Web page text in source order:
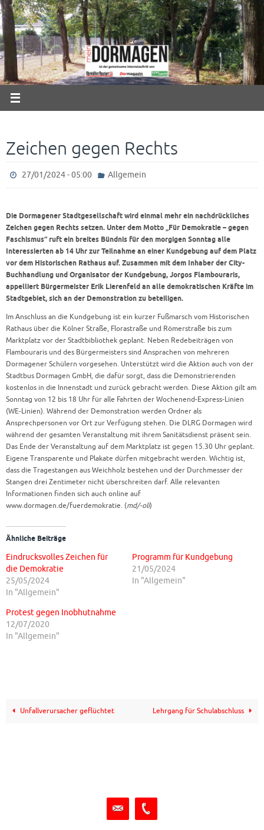
Zum
Inhalt
springen
Zeichen gegen Rechts
27/01/2024 - 05:00 Allgemein
Die Dormagener Stadtgesellschaft wird einmal mehr ein nachdrückliches
Zeichen gegen Rechts setzen. Unter dem Motto „Für Demokratie – gegen
Faschismus“ ruft ein breites Bündnis für den morgigen Sonntag alle
Interessierten ab 14 Uhr zur Teilnahme an einer Kundgebung auf dem Platz
vor dem Historischen Rathaus auf. Zusammen mit dem Inhaber der City-
Buchhandlung und Organisator der Kundgebung, Jorgos Flambouraris,
appelliert Bürgermeister Erik Lierenfeld an alle demokratischen Kräfte im
Stadtgebiet, sich an der Demonstration zu beteiligen.
Im Anschluss an die Kundgebung ist ein kurzer Fußmarsch vom Historischen
Rathaus über die Kölner Straße, Florastraße und Römerstraße bis zum
Marktplatz vor der Stadtbibliothek geplant. Neben Redebeiträgen von
Flambouraris und des Bürgermeisters sind Ansprachen von mehreren
Dormagener Schülern vorgesehen. Unterstützt wird die Aktion auch von der
Stadtbus Dormagen GmbH, die dafür sorgt, dass die Demonstrierenden
kostenlos in die Innenstadt und zurück gebracht werden. Diese Aktion gilt am
Sonntag von 12 bis 18 Uhr für alle Fahrten der Wochenend-Express-Linien
(WE-Linien).​ Während der Demonstration werden Ordner als
Ansprechpersonen vor Ort zur Verfügung stehen. Die DLRG Dormagen wird
während der gesamten Veranstaltung mit ihrem Sanitätsdienst präsent sein.
Das Ende der Veranstaltung auf dem Marktplatz ist gegen 15.30 Uhr geplant.
Eigene Transparente und Plakate dürfen mitgebracht werden. Wichtig ist,
dass die Tragestangen aus Weichholz bestehen und der Durchmesser der
Stangen drei Zentimeter nicht überschreiten darf.​ Alle relevanten
Informationen finden sich auch online auf
www.dormagen.de/fuerdemokratie. (md/-oli)
Ähnliche Beiträge
Eindrucksvolles Zeichen für
die Demokratie
25/05/2024
In "Allgemein"
Programm für Kundgebung
21/05/2024
In "Allgemein"
Protest gegen Inobhutnahme
12/07/2020
In "Allgemein"
Unfallverursacher geflüchtet Lehrgang für Schulabschluss